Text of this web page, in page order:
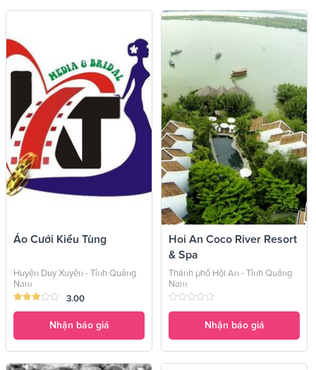
Áo Cưới Kiều Tùng
Huyện Duy Xuyên - Tỉnh Quảng
Nam
3.00
Nhận báo giá
Hoi An Coco River Resort
& Spa
Thành phố Hội An - Tỉnh Quảng
Nam
Nhận báo giá